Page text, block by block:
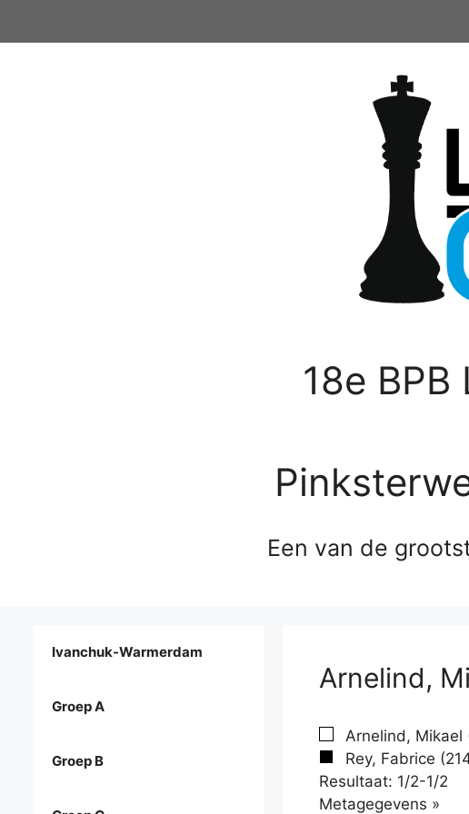
18e
Een van de
Arnelind,
Arnelind, Mikael
Rey, Fabrice
Resultaat: 1/2-1/2
Metagegevens »
Ivanchuk-Warmerdam
Groep A
Groep B